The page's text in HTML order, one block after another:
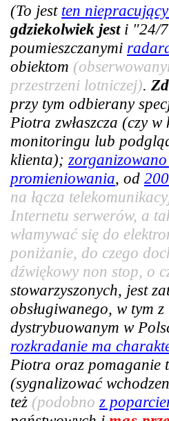
(To jest ten
gdziekolwiek jesti "24/
poumieszczanymi
obiektom
przestrzeni lotniczej).
przy tym odbierany
Piotra zwłaszcza (czy
monitoringu lub
klienta); zorganizowano
promieniowania, od
na łącza
Internetu serwerów, a
włamywać się do
poniżanie, do czego
dźwiękowy non stop, o
stowarzyszonych, jest
obsługiwanego, w tym
dystrybuowanym w
rozkradanie ma
Piotra oraz pomaganie
(sygnalizować
też (podobno z